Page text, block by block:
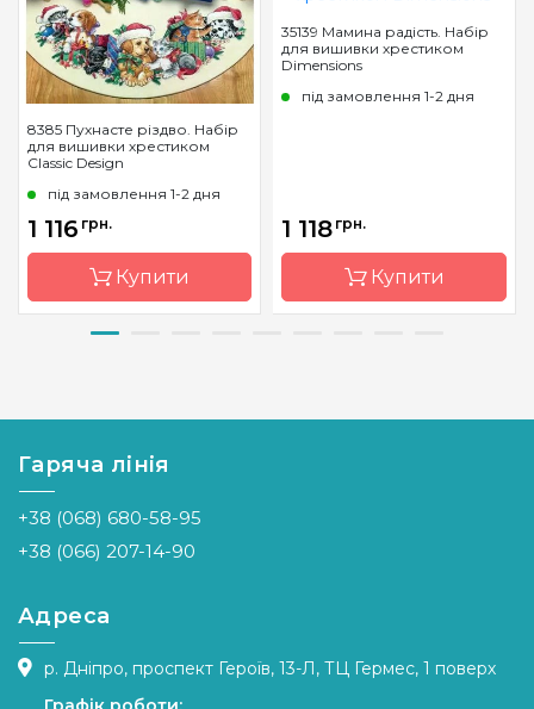
8385 Пухнасте різдво. Набір
для вишивки хрестиком
Classic Design
під замовлення 1-2 дня
1 116 грн.
Купити
виробник
Розмір
Канва
Aida 14
Zweigart
35139 Мамина радість. Набір
для вишивки хрестиком
Dimensions
під замовлення 1-2 дня
1 118 грн.
Купити
Країна
Китай
Гаряча лінія
+38 (068) 680-58-95
+38 (066) 207-14-90
Адреса
р. Дніпро, проспект Героїв, 13-Л, ТЦ Гермес, 1 поверх